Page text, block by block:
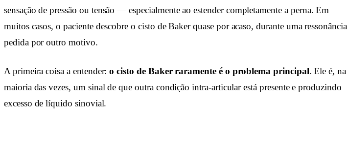
sensação de pressão ou tensão — especialmente ao estender completamente a perna. Em
muitos casos, o paciente descobre o cisto de Baker quase por acaso, durante uma ressonância
pedida por outro motivo.
A primeira coisa a entender:o cisto de Baker raramente é o problema principal. Ele é, na
maioria das vezes, um sinal de que outra condição intra-articular está presente e produzindo
excesso de líquido sinovial.